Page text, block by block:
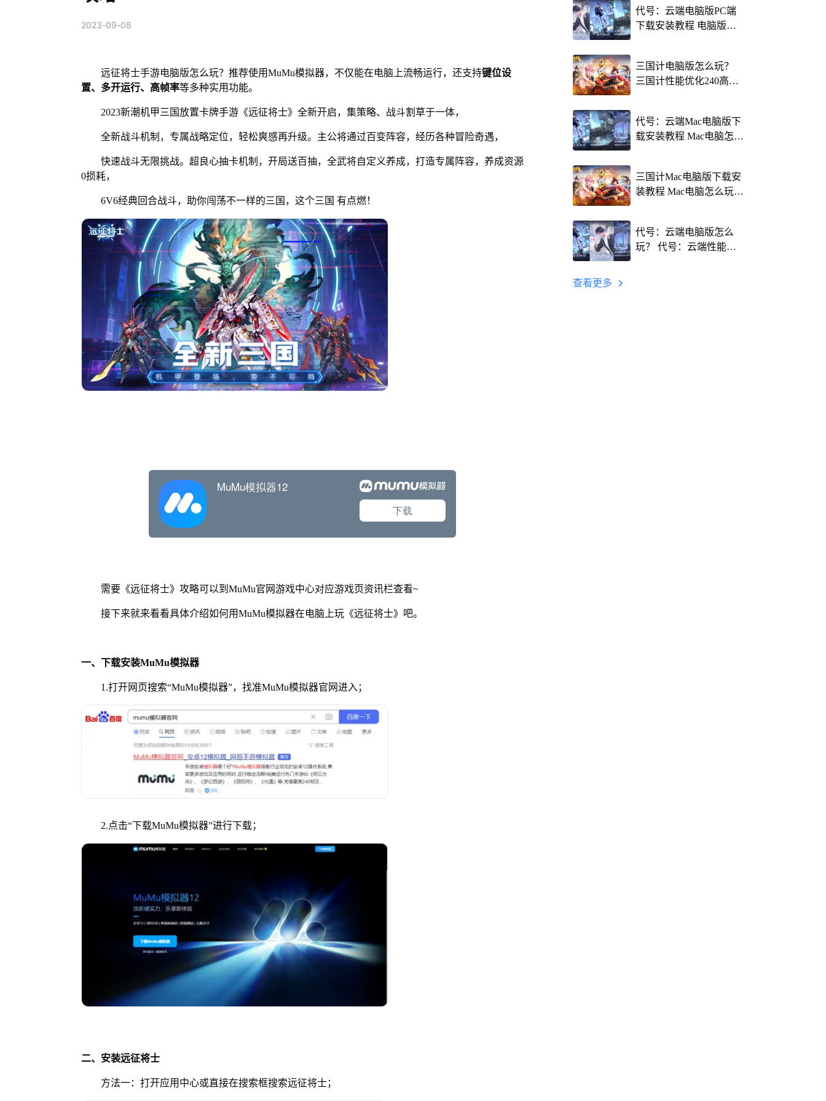
2023-09-08
远征将士手游电脑版怎么玩？推荐使用MuMu模拟器，不仅能在电脑上流畅运行，还支持键位设
置、多开运行、高帧率等多种实用功能。
2023新潮机甲三国放置卡牌手游《远征将士》全新开启，集策略、战斗割草于一体，
全新战斗机制，专属战略定位，轻松爽感再升级。主公将通过百变阵容，经历各种冒险奇遇，
快速战斗无限挑战。超良心抽卡机制，开局送百抽，全武将自定义养成，打造专属阵容，养成资源
0损耗，
6V6经典回合战斗，助你闯荡不一样的三国，这个三国 有点燃！
需要《远征将士》攻略可以到MuMu官网游戏中心对应游戏页资讯栏查看~
接下来就来看看具体介绍如何用MuMu模拟器在电脑上玩《远征将士》吧。
一、下载安装MuMu模拟器
1.打开网页搜索“MuMu模拟器”，找准MuMu模拟器官网进入；
2.点击“下载MuMu模拟器”进行下载；
二、安装远征将士
方法一：打开应用中心或直接在搜索框搜索远征将士；
代号：云端电脑版PC端
下载安装教程 电脑版怎
三国计电脑版怎么玩？
三国计性能优化240高帧
代号：云端Mac电脑版下
载安装教程 Mac电脑怎么
三国计Mac电脑版下载安
装教程 Mac电脑怎么玩三
代号：云端电脑版怎么
玩？ 代号：云端性能优
查看更多